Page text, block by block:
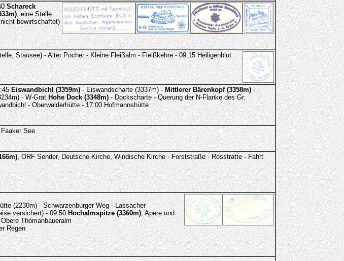
Schareck
, eine Stelle
bewirtschaftet)
Stausee) - Alter Pocher - Kleine Fleißalm - Fleißkehre - 09:15 Heiligenblut
Eiswandbichl (3359m)- Eiswandscharte (3337m) -Mittlerer Bärenkopf (3358m)-
- W-GratHohe Dock (3348m)- Dockscharte - Querung der N-Flanke des Gr.
- Oberwalderhütte - 17:00 Hofmannshütte
See
, ORF Sender, Deutsche Kirche, Windische Kirche - Forststraße - Rosstratte - Fahrt
(2230m) - Schwarzenburger Weg - Lassacher
versichert) - 09:50Hochalmspitze (3360m), Apere und
Thomanbaueralm
Regen